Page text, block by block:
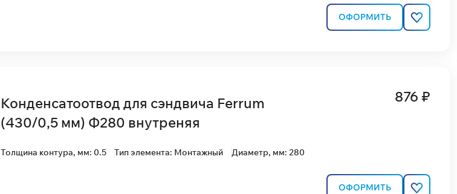
ОФОРМИТЬ
Конденсатоотвод для сэндвича Ferrum
(430/0,5 мм) Ф280 внутреняя
Толщина контура, мм: 0.5 Тип элемента: Монтажный Диаметр, мм: 280
876 ₽
ОФОРМИТЬ